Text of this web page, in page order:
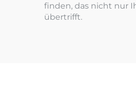
finden, das nicht nur
übertrifft.